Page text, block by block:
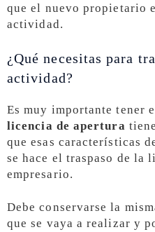
que el nuevo propietario
actividad.
¿Qué necesitas para
actividad?
Es muy importante tener
licencia de apertura
que esas características
se hace el traspaso de la
empresario.
Debe conservarse la
que se vaya a realizar y